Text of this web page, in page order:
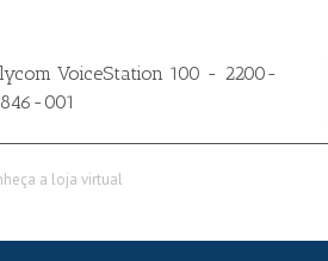
VoiceStation 100 - 2200-
001
a loja virtual